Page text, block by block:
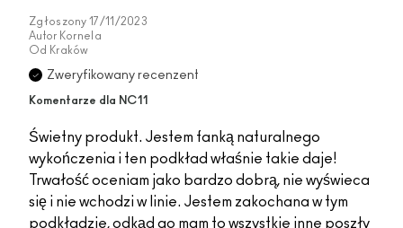
Zgłoszony 17/11/2023
Autor Kornela
Od Kraków
Zweryfikowany recenzent
Komentarze dla NC11
Świetny produkt. Jestem fanką naturalnego
wykończenia i ten podkład właśnie takie daje!
Trwałość oceniam jako bardzo dobrą, nie wyświeca
się i nie wchodzi w linie. Jestem zakochana w tym
podkładzie, odkąd go mam to wszystkie inne poszły